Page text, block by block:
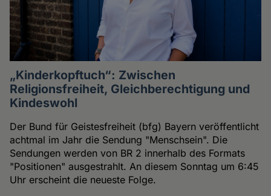
„Kinderkopftuch“: Zwischen
Religionsfreiheit, Gleichberechtigung und
Kindeswohl
Der Bund für Geistesfreiheit (bfg) Bayern veröffentlicht
achtmal im Jahr die Sendung "Menschsein". Die
Sendungen werden von BR 2 innerhalb des Formats
"Positionen" ausgestrahlt. An diesem Sonntag um 6:45
Uhr erscheint die neueste Folge.